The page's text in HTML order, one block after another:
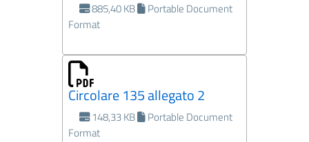
885,40 KB
Portable Document
Format
Circolare 135 allegato 2
148,33 KB
Portable Document
Format